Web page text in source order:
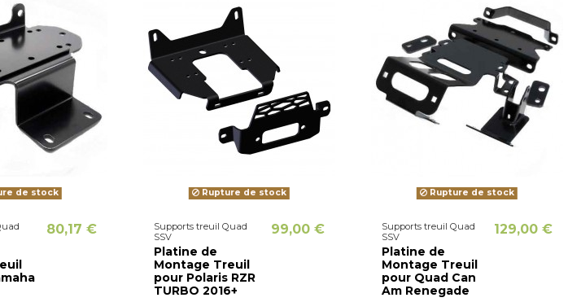
de stock
80,17 €
Rupture de stock
Supports treuil Quad
SSV
Platine de
Montage Treuil
pour Polaris RZR
TURBO 2016+
99,00 €
Rupture de stock
Supports treuil Quad
SSV
Platine de
Montage Treuil
pour Quad Can
Am Renegade
129,00 €